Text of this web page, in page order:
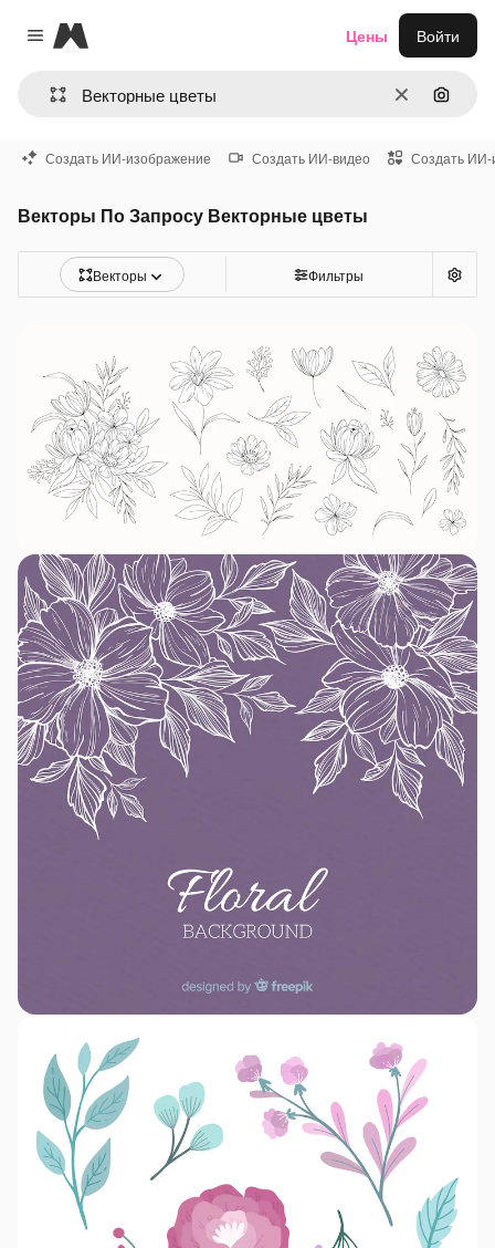
Close menu
Magnific
ОчиститьПоиск
Цены Войти
Создать ИИ-изображение Создать ИИ-видео Создать ИИ-
Векторы По Запросу Векторные цветы
Векторы Фильтры